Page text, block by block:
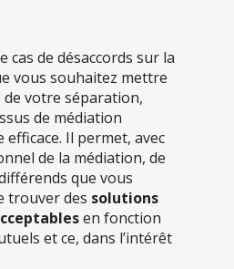
cas de désaccords sur la
vous souhaitez mettre
de votre séparation,
de médiation
Il permet, avec
de la médiation, de
que vous
trouver des solutions
en fonction
et ce, dans l’intérêt